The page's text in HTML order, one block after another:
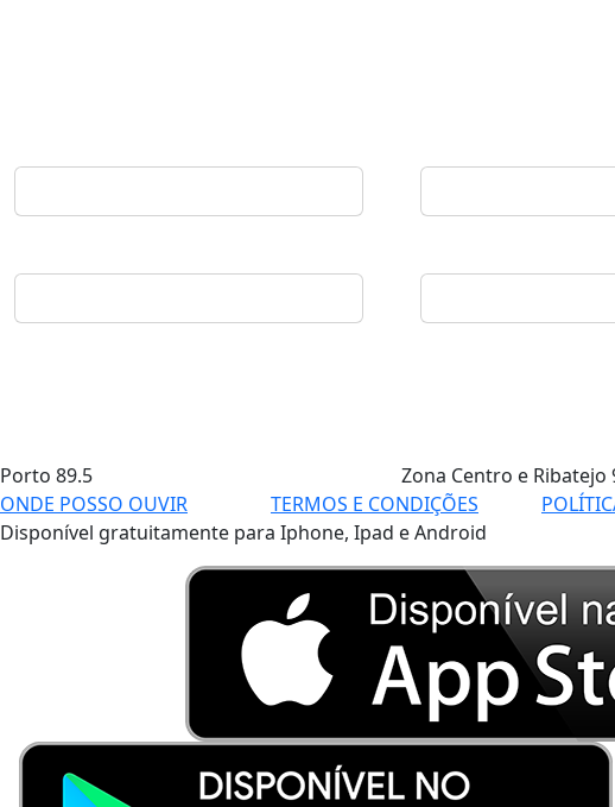
Porto 89.5 Zona Centro e Ribatejo
ONDE POSSO OUVIR
TERMOS E CONDIÇÕES
Disponível gratuitamente para Iphone, Ipad e Android